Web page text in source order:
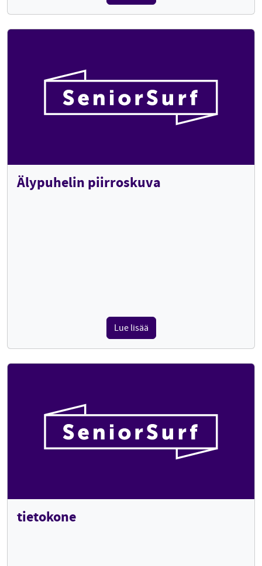
Älypuhelin piirroskuva
Lue lisää
tietokone